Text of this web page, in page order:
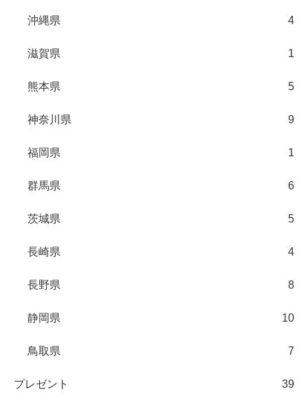
沖縄県 4
滋賀県 1
熊本県 5
神奈川県 9
福岡県 1
群馬県 6
茨城県 5
長崎県 4
長野県 8
静岡県 10
鳥取県 7
プレゼント 39